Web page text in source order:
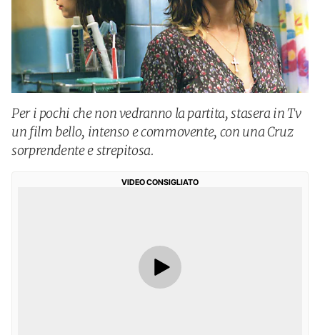
Per i pochi che non vedranno la partita, stasera in Tv
un film bello, intenso e commovente, con una Cruz
sorprendente e strepitosa.
VIDEO CONSIGLIATO